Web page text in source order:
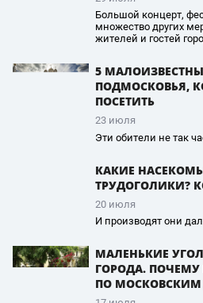
Большой концерт,
множество других
жителей и гостей
5
ПОДМОСКОВЬЯ,
ПОСЕТИТЬ
23 июля
Эти обители не так
КАКИЕ
ТРУДОГОЛИКИ?
20 июля
И производят они
МАЛЕНЬКИЕ
ГОРОДА. ПОЧЕМУ
ПО